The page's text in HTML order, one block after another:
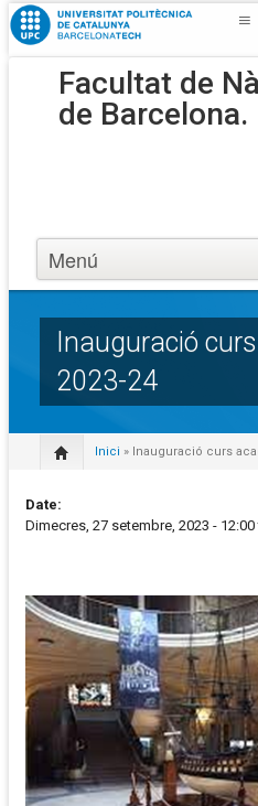
Facultat de
de Barcelona.
Inauguració
2023-24
Inici » Inauguració curs
Date:
Dimecres, 27 setembre, 2023 - 12:00